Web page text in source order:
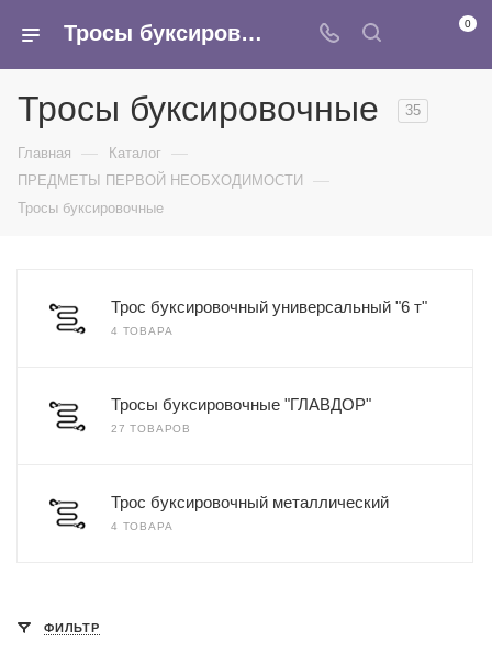
Тросы буксировочные - купить оптом в интернет-магазине Армина 0
Тросы буксировочные 35
Главная — Каталог —
ПРЕДМЕТЫ ПЕРВОЙ НЕОБХОДИМОСТИ —
Тросы буксировочные
Трос буксировочный универсальный "6 т"
4 ТОВАРА
Тросы буксировочные "ГЛАВДОР"
27 ТОВАРОВ
Трос буксировочный металлический
4 ТОВАРА
ФИЛЬТР